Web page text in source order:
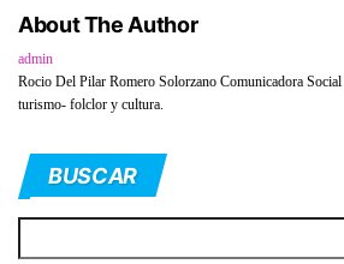
About The Author
admin
Rocio Del Pilar Romero Solorzano Comunicadora
turismo- folclor y cultura.
BUSCAR